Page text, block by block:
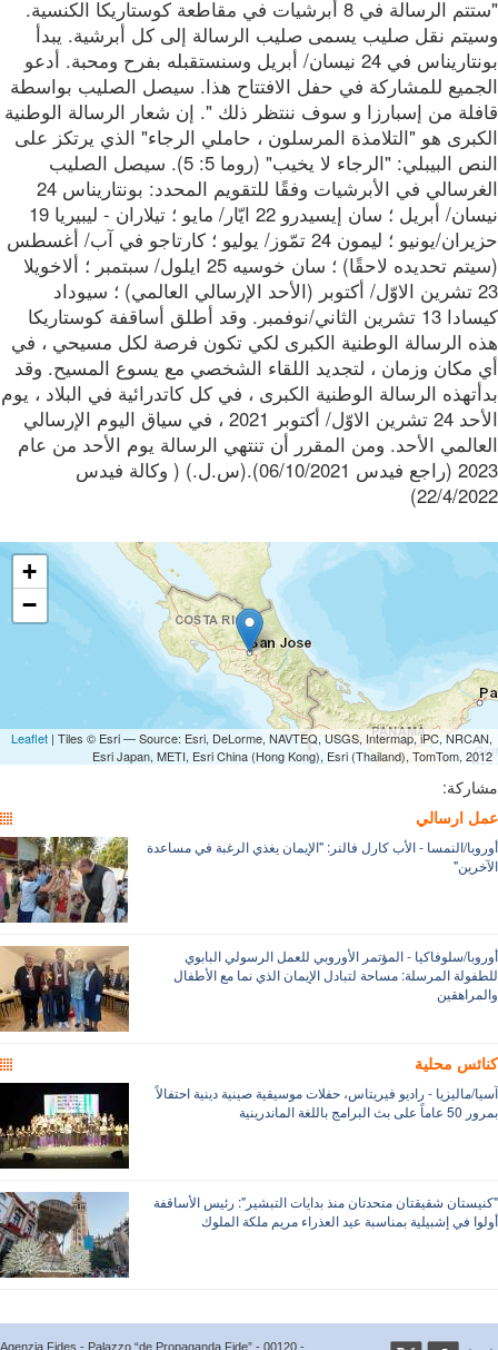
"ستتم الرسالة في 8 أبرشيات في مقاطعة كوستاريكا الكنسية.
نقل صليب يسمى صليب الرسالة إلى كل أبرشية. يبدأ
بونتاريناس في 24 نيسان/ أبريل وسنستقبله بفرح ومحبة. أدعو
للمشاركة في حفل الافتتاح هذا. سيصل الصليب بواسطة
من إسبارزا و سوف ننتظر ذلك ". إن شعار الرسالة الوطنية
هو "التلامذة المرسلون ، حاملي الرجاء" الذي يرتكز على
النص البيبلي: "الرجاء لا يخيب" (روما 5: 5). سيصل الصليب
الغرسالي في الأبرشيات وفقًا للتقويم المحدد: بونتاريناس 24
نيسان/ أبريل ؛ سان إيسيدرو 22 ايّار/ مايو ؛ تيلاران - ليبيريا 19
حزيران/يونيو ؛ ليمون 24 تمّوز/ يوليو ؛ كارتاجو في آب/ أغسطس
(سيتم تحديده لاحقًا) ؛ سان خوسيه 25 ايلول/ سبتمبر ؛ ألاخويلا
23 تشرين الاوّل/ أكتوبر (الأحد الإرسالي العالمي) ؛ سيوداد
كيسادا 13 تشرين الثاني/نوفمبر. وقد أطلق أساقفة كوستاريكا
الرسالة الوطنية الكبرى لكي تكون فرصة لكل مسيحي ، في
مكان وزمان ، لتجديد اللقاء الشخصي مع يسوع المسيح. وقد
الرسالة الوطنية الكبرى ، في كل كاتدرائية في البلاد ، يوم
الأحد 24 تشرين الاوّل/ أكتوبر 2021 ، في سياق اليوم الإرسالي
الأحد. ومن المقرر أن تنتهي الرسالة يوم الأحد من عام
2023 (راجع فيدس 06/10/2021).(س.ل.) ( وكالة فيدس
22/4/
Leaflet| Tiles © Esri — Source: Esri, DeLorme, NAVTEQ, USGS, Intermap, iPC,
Esri Japan, METI, Esri China (Hong Kong), Esri (Thailand), TomTom,
ارسالي
النمسا - الأب كارل فالنر: "الإيمان يغذي الرغبة في مساعدة
سلوفاكيا - المؤتمر الأوروبي للعمل الرسولي البابوي
المرسلة: مساحة لتبادل الإيمان الذي نما مع الأطفال
محلية
ماليزيا - راديو فيريتاس، حفلات موسيقية صينية دينية احتفالاً
الماندرينية
شقيقتان متحدتان منذ بدايات التبشير": رئيس الأساقفة
في إشبيلية بمناسبة عيد العذراء مريم ملكة الملوك
Agenzia Fides - Palazzo “de Propaganda Fide” - 00120 -